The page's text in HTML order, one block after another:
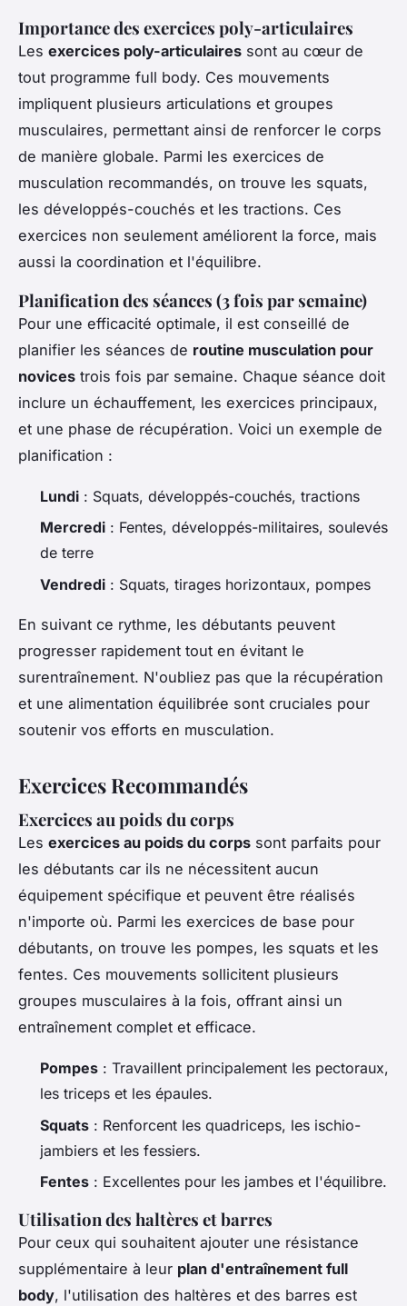
Importance des exercices poly-articulaires
Les exercices poly-articulaires sont au cœur de
tout programme full body. Ces mouvements
impliquent plusieurs articulations et groupes
musculaires, permettant ainsi de renforcer le corps
de manière globale. Parmi les exercices de
musculation recommandés, on trouve les squats,
les développés-couchés et les tractions. Ces
exercices non seulement améliorent la force, mais
aussi la coordination et l'équilibre.
Planification des séances (3 fois par semaine)
Pour une efficacité optimale, il est conseillé de
planifier les séances de routine musculation pour
novices trois fois par semaine. Chaque séance doit
inclure un échauffement, les exercices principaux,
et une phase de récupération. Voici un exemple de
planification :
Lundi : Squats, développés-couchés, tractions
Mercredi : Fentes, développés-militaires, soulevés
de terre
Vendredi : Squats, tirages horizontaux, pompes
En suivant ce rythme, les débutants peuvent
progresser rapidement tout en évitant le
surentraînement. N'oubliez pas que la récupération
et une alimentation équilibrée sont cruciales pour
soutenir vos efforts en musculation.
Exercices Recommandés
Exercices au poids du corps
Les exercices au poids du corps sont parfaits pour
les débutants car ils ne nécessitent aucun
équipement spécifique et peuvent être réalisés
n'importe où. Parmi les exercices de base pour
débutants, on trouve les pompes, les squats et les
fentes. Ces mouvements sollicitent plusieurs
groupes musculaires à la fois, offrant ainsi un
entraînement complet et efficace.
Pompes : Travaillent principalement les pectoraux,
les triceps et les épaules.
Squats : Renforcent les quadriceps, les ischio-
jambiers et les fessiers.
Fentes : Excellentes pour les jambes et l'équilibre.
Utilisation des haltères et barres
Pour ceux qui souhaitent ajouter une résistance
supplémentaire à leur plan d'entraînement full
body, l'utilisation des haltères et des barres est